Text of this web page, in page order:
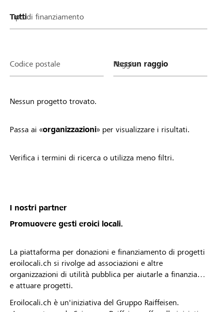
Tipo di finanziamento
Codice postale Raggio
Nessun progetto trovato.
Passa ai «organizzazioni» per visualizzare i risultati.
Verifica i termini di ricerca o utilizza meno filtri.
I nostri partner
Promuovere gesti eroici locali.
La piattaforma per donazioni e finanziamento di progetti
eroilocali.ch si rivolge ad associazioni e altre
organizzazioni di utilità pubblica per aiutarle a finanziare
e attuare progetti.
Eroilocali.ch è un'iniziativa del Gruppo Raiffeisen.